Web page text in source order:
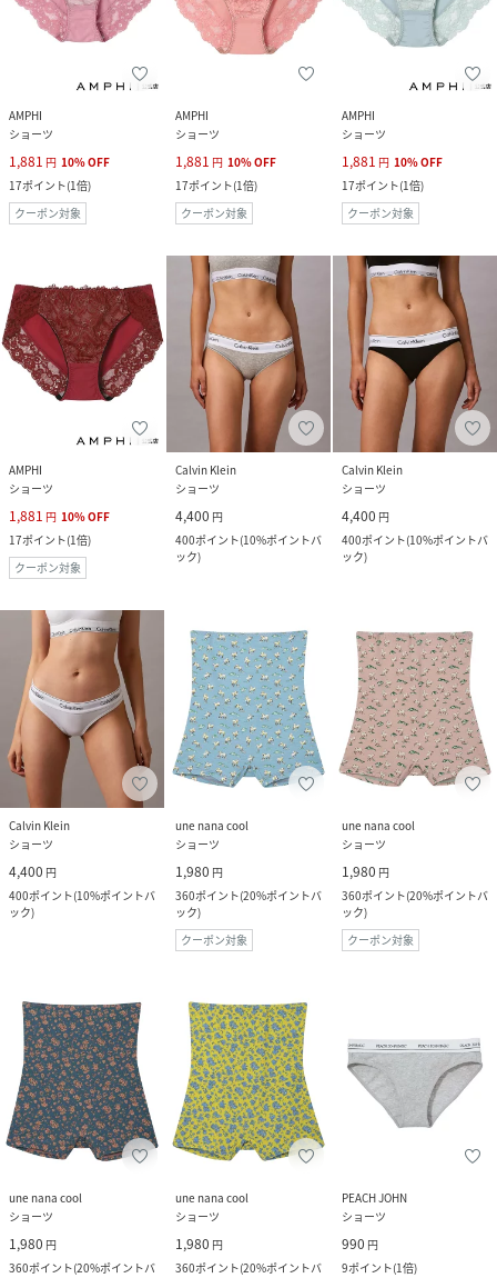
AMPHI
ショーツ
1,881 円 10%OFF
17ポイント(1倍)
クーポン対象
AMPHI
ショーツ
1,881 円 10%OFF
17ポイント(1倍)
クーポン対象
AMPHI
ショーツ
1,881 円 10%OFF
17ポイント(1倍)
クーポン対象
AMPHI
ショーツ
1,881 円 10%OFF
17ポイント(1倍)
クーポン対象
Calvin Klein
ショーツ
4,400 円
400ポイント(10%ポイントバ
ック)
Calvin Klein
ショーツ
4,400 円
400ポイント(10%ポイントバ
ック)
Calvin Klein
ショーツ
4,400 円
400ポイント(10%ポイントバ
ック)
une nana cool
ショーツ
1,980 円
360ポイント(20%ポイントバ
ック)
クーポン対象
une nana cool
ショーツ
1,980 円
360ポイント(20%ポイントバ
ック)
クーポン対象
une nana cool
ショーツ
1,980 円
360ポイント(20%ポイントバ
une nana cool
ショーツ
1,980 円
360ポイント(20%ポイントバ
PEACH JOHN
ショーツ
990 円
9ポイント(1倍)